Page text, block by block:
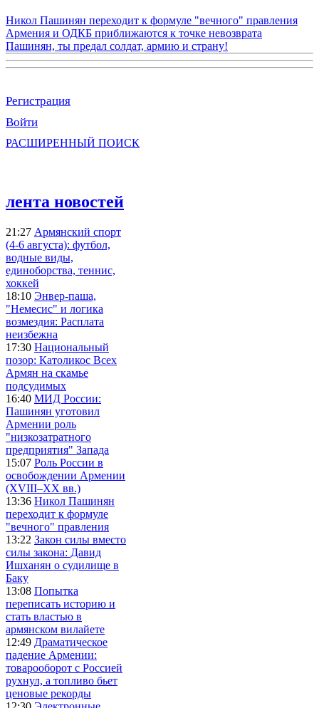
Никол Пашинян переходит к формуле "вечного" правления
Армения и ОДКБ приближаются к точке невозврата
Пашинян, ты предал солдат, армию и страну!
Регистрация
Войти
РАСШИРЕННЫЙ ПОИСК
лента новостей
21:27 Армянский спорт
(4-6 августа): футбол,
водные виды,
единоборства, теннис,
хоккей
18:10 Энвер-паша,
"Немесис" и логика
возмездия: Расплата
неизбежна
17:30 Национальный
позор: Католикос Всех
Армян на скамье
подсудимых
16:40 МИД России:
Пашинян уготовил
Армении роль
"низкозатратного
предприятия" Запада
15:07 Роль России в
освобождении Армении
(XVIII–XX вв.)
13:36 Никол Пашинян
переходит к формуле
"вечного" правления
13:22 Закон силы вместо
силы закона: Давид
Ишханян о судилище в
Баку
13:08 Попытка
переписать историю и
стать властью в
армянском вилайете
12:49 Драматическое
падение Армении:
товарооборот с Россией
рухнул, а топливо бьет
ценовые рекорды